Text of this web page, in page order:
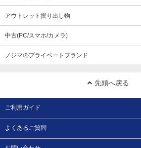
アウトレット掘り出し物
中古(PC/スマホ/カメラ)
ノジマのプライベートブランド
先頭へ戻る
ご利用ガイド
よくあるご質問